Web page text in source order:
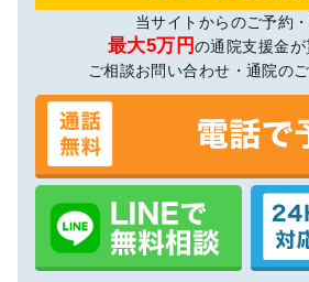
当サイトからのご予約
最大5万円の通院支援金が
ご相談お問い合わせ・通院の